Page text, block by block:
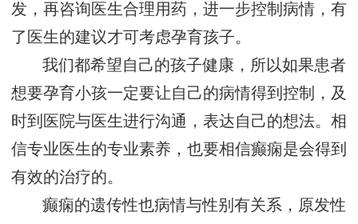
发，再咨询医生合理用药，进一步控制病情，有
了医生的建议才可考虑孕育孩子。
我们都希望自己的孩子健康，所以如果患者
想要孕育小孩一定要让自己的病情得到控制，及
时到医院与医生进行沟通，表达自己的想法。相
信专业医生的专业素养，也要相信癫痫是会得到
有效的治疗的。
癫痫的遗传性也病情与性别有关系，原发性